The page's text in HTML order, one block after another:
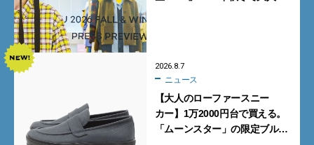
2026.8.7
ニュース
【大人のローファースニー
カー】1万2000円台で買える。
「ムーンスター」の限定ブルー